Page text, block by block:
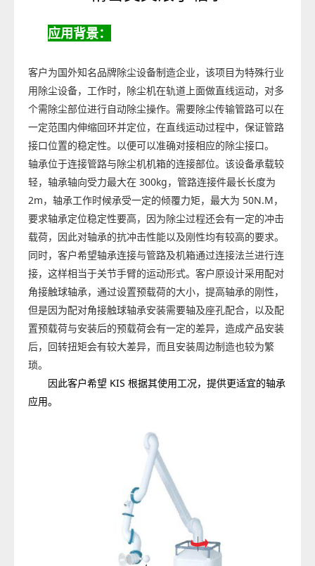
应用背景：
客户为国外知名品牌除尘设备制造企业，该项目为特殊行业
用除尘设备，工作时，除尘机在轨道上面做直线运动，对多
个需除尘部位进行自动除尘操作。需要除尘传输管路可以在
一定范围内伸缩回环并定位，在直线运动过程中，保证管路
接口位置的稳定性。以便可以准确对接相应的除尘接口。
轴承位于连接管路与除尘机机箱的连接部位。该设备承载较
轻，轴承轴向受力最大在 300kg，管路连接件最长长度为
2m，轴承工作时候承受一定的倾覆力矩，最大为 50N.M，
要求轴承定位稳定性要高，因为除尘过程还会有一定的冲击
载荷，因此对轴承的抗冲击性能以及刚性均有较高的要求。
同时，客户希望轴承连接与管路及机箱通过连接法兰进行连
接，这样相当于关节手臂的运动形式。客户原设计采用配对
角接触球轴承，通过设置预载荷的大小，提高轴承的刚性，
但是因为配对角接触球轴承安装需要轴及座孔配合，以及配
置预载荷与安装后的预载荷会有一定的差异，造成产品安装
后，回转扭矩会有较大差异，而且安装周边制造也较为繁
琐。
因此客户希望 KIS 根据其使用工况，提供更适宜的轴承
应用。